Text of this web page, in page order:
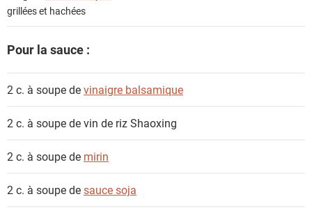
grillées et hachées
Pour la sauce :
2 c. à soupe devinaigre balsamique
2 c. à soupe devin de riz Shaoxing
2 c. à soupe de mirin
2 c. à soupe desauce soja